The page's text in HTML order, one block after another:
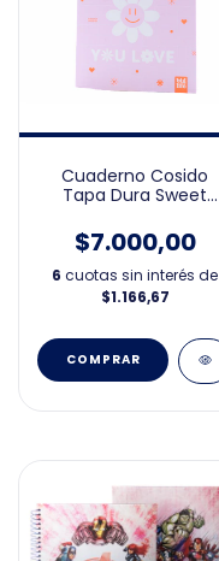
Cuaderno Cosido
Tapa Dura Sweet
$7.000,00
6 cuotas sin interés de
$1.166,67
COMPRAR